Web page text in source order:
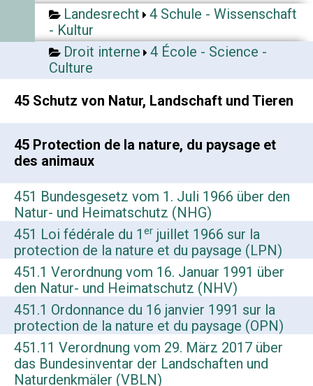
Landesrecht
4 Schule - Wissenschaft
- Kultur
Droit interne
4 École - Science -
Culture
45 Schutz von Natur, Landschaft und Tieren
45 Protection de la nature, du paysage et
des animaux
451 Bundesgesetz vom 1. Juli 1966 über den
Natur- und Heimatschutz (NHG)
451 Loi fédérale du 1 er juillet 1966 sur la
protection de la nature et du paysage (LPN)
451.1 Verordnung vom 16. Januar 1991 über
den Natur- und Heimatschutz (NHV)
451.1 Ordonnance du 16 janvier 1991 sur la
protection de la nature et du paysage (OPN)
451.11 Verordnung vom 29. März 2017 über
das Bundesinventar der Landschaften und
Naturdenkmäler (VBLN)